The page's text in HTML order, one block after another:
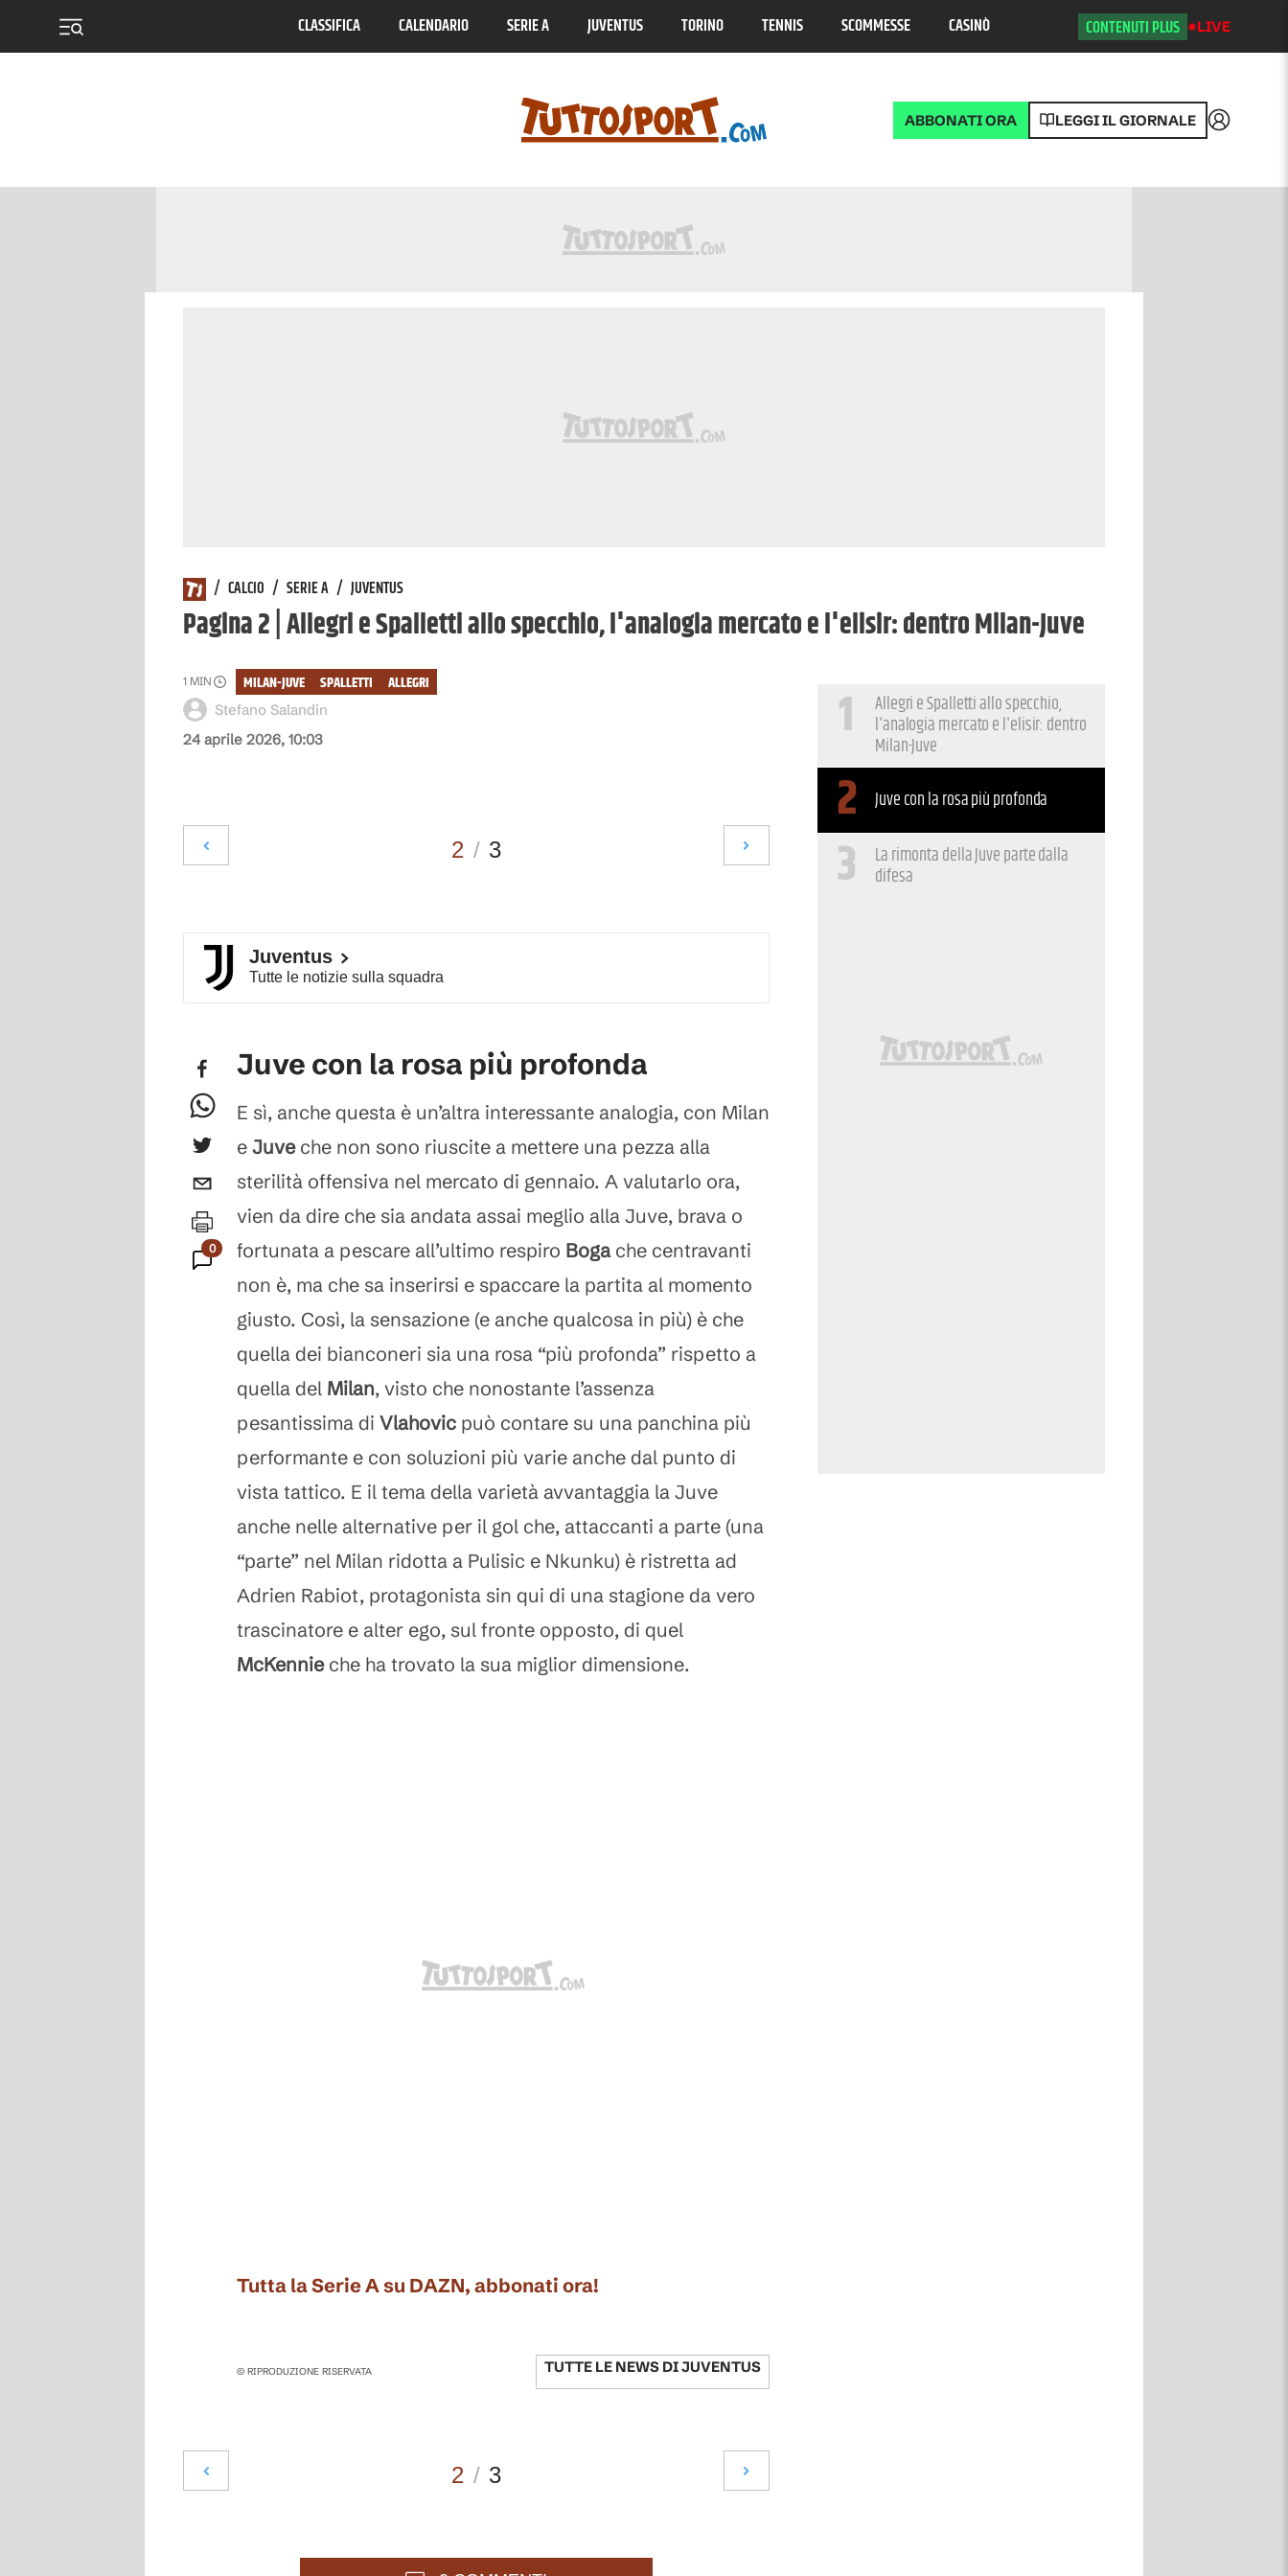
CLASSIFICA CALENDARIO SERIE A JUVENTUS TORINO TENNIS SCOMMESSE CASINÒ CONTENUTI PLUS LIVE
ABBONATI ORA LEGGI IL GIORNALE Accedi
/ CALCIO / SERIE A / JUVENTUS
Pagina 2 | Allegri e Spalletti allo specchio, l'analogia mercato e l'elisir: dentro Milan-Juve
24 aprile 2026, 10:03
Stefano Salandin
1 MIN ALLEGRI
SPALLETTI
MILAN-JUVE
2 / 3
Juventus
Tutte le notizie sulla squadra
0
Commenti
Juve con la rosa più profonda
E sì, anche questa è un’altra interessante analogia, con Milan
e Juveche non sono riuscite a mettere una pezza alla
sterilità offensiva nel mercato di gennaio. A valutarlo ora,
vien da dire che sia andata assai meglio alla Juve, brava o
fortunata a pescare all’ultimo respiro Boga che centravanti
non è, ma che sa inserirsi e spaccare la partita al momento
giusto. Così, la sensazione (e anche qualcosa in più) è che
quella dei bianconeri sia una rosa “più profonda” rispetto a
quella del Milan, visto che nonostante l’assenza
pesantissima di Vlahovic può contare su una panchina più
performante e con soluzioni più varie anche dal punto di
vista tattico. E il tema della varietà avvantaggia la Juve
anche nelle alternative per il gol che, attaccanti a parte (una
“parte” nel Milan ridotta a Pulisic e Nkunku) è ristretta ad
Adrien Rabiot, protagonista sin qui di una stagione da vero
trascinatore e alter ego, sul fronte opposto, di quel
McKennieche ha trovato la sua miglior dimensione.
Tutta la Serie A su DAZN, abbonati ora!
© RIPRODUZIONE RISERVATA TUTTE LE NEWS DIJUVENTUS
2 / 3
1 Allegri e Spalletti allo specchio,
l'analogia mercato e l'elisir: dentro
Milan-Juve
2 Juve con la rosa più profonda
3 La rimonta della Juve parte dalla
difesa